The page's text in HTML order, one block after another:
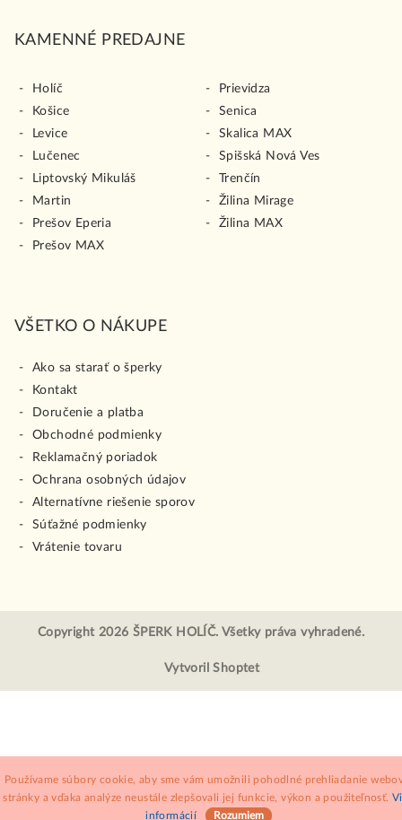
Používame súbory cookie, aby sme vám umožnili pohodlné prehliadanie
stránky a vďaka analýze neustále zlepšovali jej funkcie, výkon a použiteľnosť.
informácií
Rozumiem
KAMENNÉ PREDAJNE
Holíč
Košice
Levice
Lučenec
Liptovský Mikuláš
Martin
Prešov Eperia
Prešov MAX
Prievidza
Senica
Skalica MAX
Spišská Nová Ves
Trenčín
Žilina Mirage
Žilina MAX
VŠETKO O NÁKUPE
Ako sa starať o šperky
Kontakt
Doručenie a platba
Obchodné podmienky
Reklamačný poriadok
Ochrana osobných údajov
Alternatívne riešenie sporov
Súťažné podmienky
Vrátenie tovaru
Copyright 2026 ŠPERK HOLÍČ. Všetky práva vyhradené.
Vytvoril Shoptet